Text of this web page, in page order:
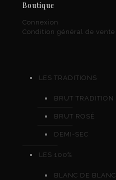
Boutique
Connexion
Condition général de vente
LES TRADITIONS
BRUT TRADITION
BRUT ROSÉ
DEMI-SEC
LES 100%
BLANC DE BLANC